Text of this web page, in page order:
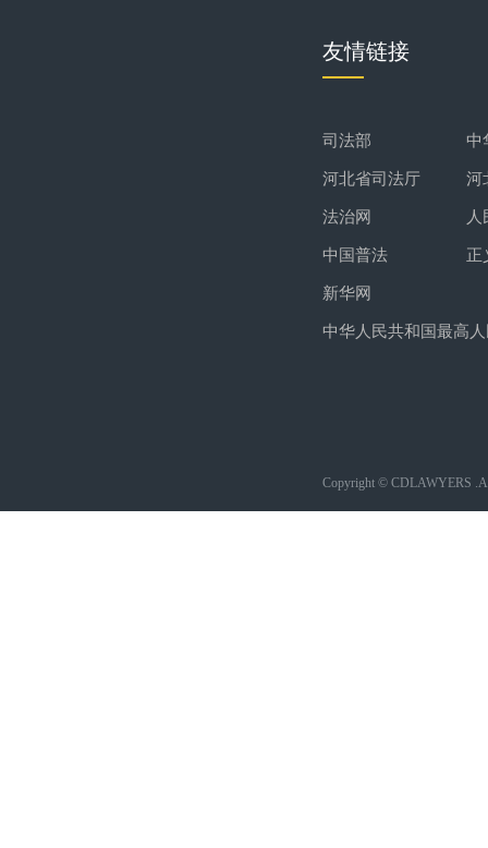
友情链接
司法部 中
河北省司法厅 河
法治网 人
中国普法 正
新华网
中华人民共和国最高
Copyright © CDLAWYERS